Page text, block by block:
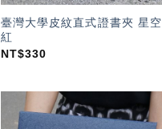
臺灣大學皮紋直式證書夾 星空
紅
NT$330